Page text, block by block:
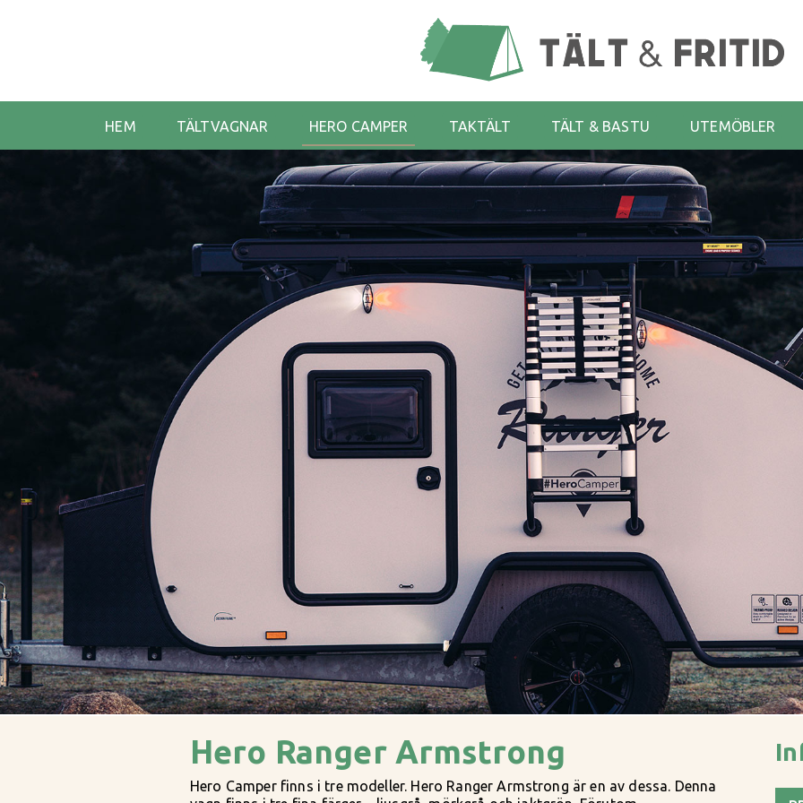
HEM TÄLTVAGNAR HERO CAMPER TAKTÄLT TÄLT & BASTU UTEMÖBLER
Hero Ranger Armstrong
Hero Camper finns i tre modeller. Hero Ranger Armstrong är en av dessa. Denna